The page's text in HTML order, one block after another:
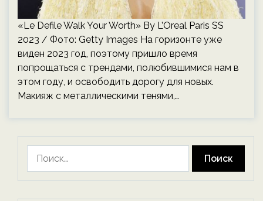
«Le Defile Walk Your Worth» By L’Oreal Paris SS
2023 / Фото: Getty Images На горизонте уже
виден 2023 год, поэтому пришло время
попрощаться с трендами, полюбившимися нам в
этом году, и освободить дорогу для новых.
Макияж с металлическими тенями,…